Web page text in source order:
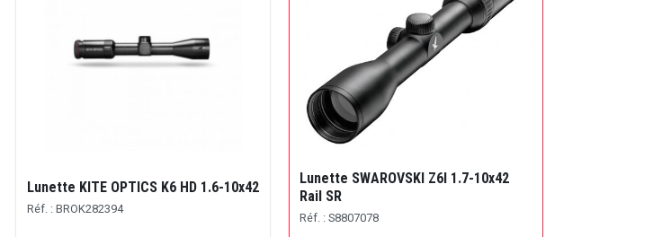
Lunette KITE OPTICS K6 HD 1.6-10x42
Réf. : BROK282394
Lunette SWAROVSKI Z6I 1.7-10x42
Rail SR
Réf. : S8807078